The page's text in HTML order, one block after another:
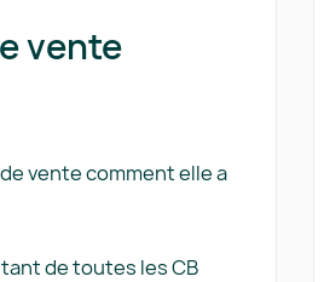
vente
vente comment elle a
de toutes les CB